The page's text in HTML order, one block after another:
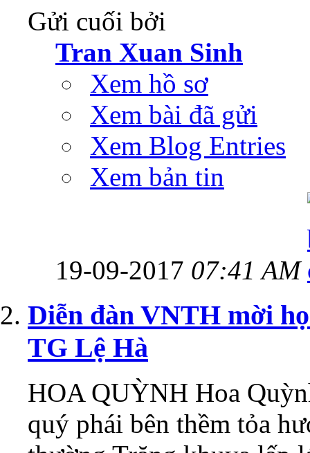
Gửi cuối bởi
Tran Xuan Sinh
Xem hồ sơ
Xem bài đã gửi
Xem Blog Entries
Xem bản tin
19-09-2017 07:41 AM
Diễn đàn VNTH mời
TG Lệ Hà
HOA QUỲNH Hoa
quý phái bên thềm tỏa